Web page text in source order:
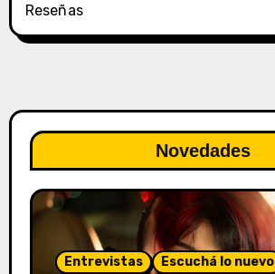
Reseñas
Novedades
Entrevistas
Escuchá lo nuevo